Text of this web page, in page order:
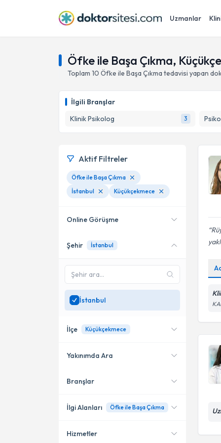
Uzmanlar
Öfke ile Başa Çıkma,
Toplam 10 Öfke ile Başa Çıkma tedavisi yapan
İlgili Branşlar
Klinik Psikolog
3
Aktif Filtreler
Öfke ile Başa Çıkma
İstanbul
Küçükçekmece
Online Görüşme
Online danışmanlık sunan
Sadeceİstanbul
uzman ara
Şehir İstanbul
İstanbul
İlçe Küçükçekmece
Kadıköy
Bakırköy
Yakınımda Ara
Konumuma yakın uzmanları
Branşlar
Klinik Psikolog
İlgi Alanları Öfke ile Başa Çıkma
Hizmetler